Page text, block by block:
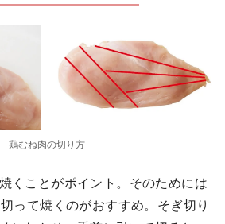
鶏むね肉の切り方
くことがポイント。そのためには
って焼くのがおすすめ。そぎ切り